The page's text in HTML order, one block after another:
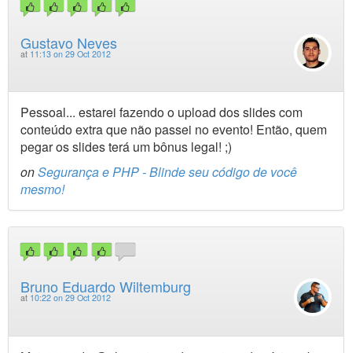
Gustavo Neves
at 11:13 on 29 Oct 2012
Pessoal... estarei fazendo o upload dos slides com
conteúdo extra que não passei no evento! Então, quem
pegar os slides terá um bônus legal! ;)
onSegurança e PHP - Blinde seu código de você
mesmo!
Bruno Eduardo Wiltemburg
at 10:22 on 29 Oct 2012